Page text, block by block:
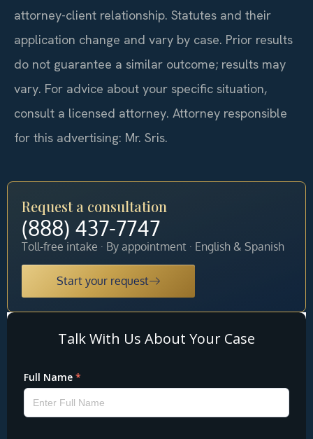
attorney-client relationship. Statutes and their
application change and vary by case. Prior results
do not guarantee a similar outcome; results may
vary. For advice about your specific situation,
consult a licensed attorney. Attorney responsible
for this advertising: Mr. Sris.
Request a consultation
(888) 437-7747
Toll-free intake · By appointment · English & Spanish
Start your request